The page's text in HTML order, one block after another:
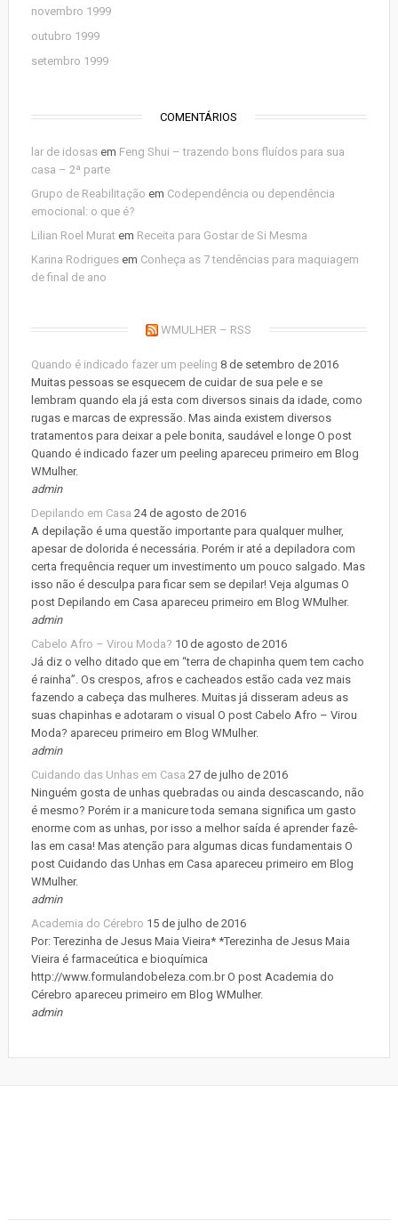
novembro 1999
outubro 1999
setembro 1999
COMENTÁRIOS
lar de idosasem Feng Shui – trazendo bons fluídos para sua
casa – 2ª parte
Grupo de Reabilitação em Codependência ou dependência
emocional: o que é?
Lilian Roel Murat em Receita para Gostar de Si Mesma
Karina Rodriguesem Conheça as 7 tendências para maquiagem
de final de ano
WMULHER – RSS
Quando é indicado fazer um peeling 8 de setembro de 2016
Muitas pessoas se esquecem de cuidar de sua pele e se
lembram quando ela já esta com diversos sinais da idade, como
rugas e marcas de expressão. Mas ainda existem diversos
tratamentos para deixar a pele bonita, saudável e longe O post
Quando é indicado fazer um peeling apareceu primeiro em Blog
WMulher.
admin
Depilando em Casa 24 de agosto de 2016
A depilação é uma questão importante para qualquer mulher,
apesar de dolorida é necessária. Porém ir até a depiladora com
certa frequência requer um investimento um pouco salgado. Mas
isso não é desculpa para ficar sem se depilar! Veja algumas O
post Depilando em Casa apareceu primeiro em Blog WMulher.
admin
Cabelo Afro – Virou Moda? 10 de agosto de 2016
Já diz o velho ditado que em “terra de chapinha quem tem cacho
é rainha”. Os crespos, afros e cacheados estão cada vez mais
fazendo a cabeça das mulheres. Muitas já disseram adeus as
suas chapinhas e adotaram o visual O post Cabelo Afro – Virou
Moda? apareceu primeiro em Blog WMulher.
admin
Cuidando das Unhas em Casa 27 de julho de 2016
Ninguém gosta de unhas quebradas ou ainda descascando, não
é mesmo? Porém ir a manicure toda semana significa um gasto
enorme com as unhas, por isso a melhor saída é aprender fazê-
las em casa! Mas atenção para algumas dicas fundamentais O
post Cuidando das Unhas em Casa apareceu primeiro em Blog
WMulher.
admin
Academia do Cérebro 15 de julho de 2016
Por: Terezinha de Jesus Maia Vieira* *Terezinha de Jesus Maia
Vieira é farmaceútica e bioquímica
http://www.formulandobeleza.com.br O post Academia do
Cérebro apareceu primeiro em Blog WMulher.
admin